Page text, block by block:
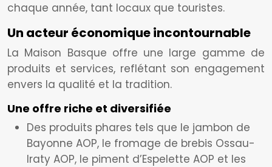
chaque année, tant locaux que touristes.
Un acteur économique incontournable
La Maison Basque offre une large gamme de
produits et services, reflétant son engagement
envers la qualité et la tradition.
Une offre riche et diversifiée
Des produits phares tels que le jambon de
Bayonne AOP, le fromage de brebis Ossau-
Iraty AOP, le piment d’Espelette AOP et les